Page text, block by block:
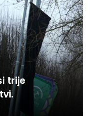
trije